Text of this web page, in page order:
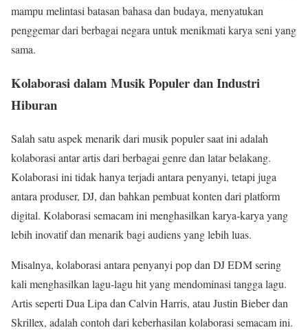
mampu melintasi batasan bahasa dan budaya, menyatukan
penggemar dari berbagai negara untuk menikmati karya seni yang
sama.
Kolaborasi dalam Musik Populer dan Industri
Hiburan
Salah satu aspek menarik dari musik populer saat ini adalah
kolaborasi antar artis dari berbagai genre dan latar belakang.
Kolaborasi ini tidak hanya terjadi antara penyanyi, tetapi juga
antara produser, DJ, dan bahkan pembuat konten dari platform
digital. Kolaborasi semacam ini menghasilkan karya-karya yang
lebih inovatif dan menarik bagi audiens yang lebih luas.
Misalnya, kolaborasi antara penyanyi pop dan DJ EDM sering
kali menghasilkan lagu-lagu hit yang mendominasi tangga lagu.
Artis seperti Dua Lipa dan Calvin Harris, atau Justin Bieber dan
Skrillex, adalah contoh dari keberhasilan kolaborasi semacam ini.